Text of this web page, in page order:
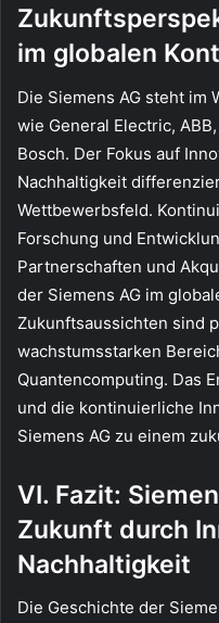
im globalen
Die Siemens AG steht im
wie General Electric,
Bosch. Der Fokus auf
Nachhaltigkeit
Wettbewerbsfeld.
Forschung und
Partnerschaften und
der Siemens AG im
Zukunftsaussichten sind
wachstumsstarken
Quantencomputing. Das
und die kontinuierliche
Siemens AG zu einem
VI. Fazit:
Zukunft durch
Nachhaltigkeit
Die Geschichte der